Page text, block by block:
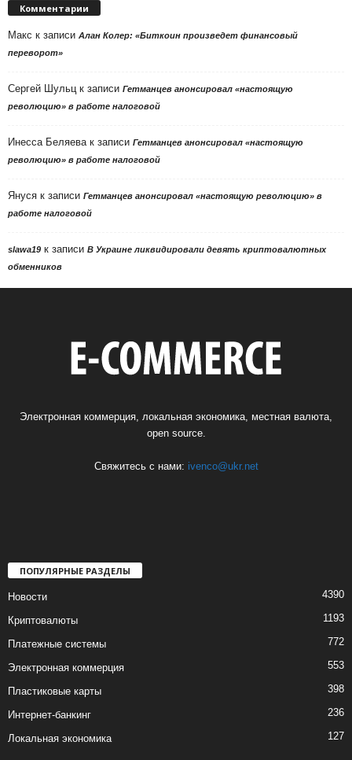
Комментарии
Макс к записи Алан Колер: «Биткоин произведет финансовый
переворот»
Сергей Шульц к записи Гетманцев анонсировал «настоящую
революцию» в работе налоговой
Инесса Беляева к записи Гетманцев анонсировал «настоящую
революцию» в работе налоговой
Януся к записи Гетманцев анонсировал «настоящую революцию» в
работе налоговой
slawa19 к записи В Украине ликвидировали девять криптовалютных
обменников
Электронная коммерция, локальная экономика, местная валюта,
open source.
Свяжитесь с нами: ivenco@ukr.net
ПОПУЛЯРНЫЕ РАЗДЕЛЫ
Новости 4390
Криптовалюты 1193
Платежные системы 772
Электронная коммерция 553
Пластиковые карты 398
Интернет-банкинг 236
Локальная экономика 127